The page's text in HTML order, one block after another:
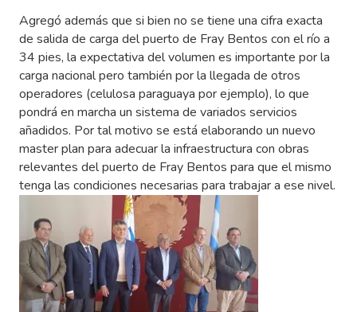
Agregó además que si bien no se tiene una cifra exacta
de salida de carga del puerto de Fray Bentos con el río a
34 pies, la expectativa del volumen es importante por la
carga nacional pero también por la llegada de otros
operadores (celulosa paraguaya por ejemplo), lo que
pondrá en marcha un sistema de variados servicios
añadidos. Por tal motivo se está elaborando un nuevo
master plan para adecuar la infraestructura con obras
relevantes del puerto de Fray Bentos para que el mismo
tenga las condiciones necesarias para trabajar a ese nivel.